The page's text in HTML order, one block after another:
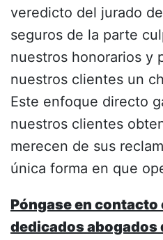
veredicto del jurado
seguros de la parte
nuestros honorarios y
nuestros clientes un
Este enfoque directo
nuestros clientes
merecen de sus
única forma en que
Póngase en
dedicados abogados